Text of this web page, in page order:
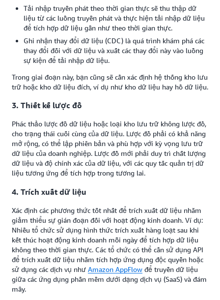
Tải nhập truyền phát theo thời gian thực sẽ thu thập dữ
liệu từ các luồng truyền phát và thực hiện tải nhập dữ liệu
để tích hợp dữ liệu gần như theo thời gian thực.
Ghi nhận thay đổi dữ liệu (CDC) là quá trình khám phá các
thay đổi đối với dữ liệu và xuất các thay đổi này vào luồng
sự kiện để tải nhập dữ liệu.
Trong giai đoạn này, bạn cũng sẽ cần xác định hệ thống kho lưu
trữ hoặc kho dữ liệu đích, ví dụ như kho dữ liệu hay hồ dữ liệu.
3. Thiết kế lược đồ
Phác thảo lược đồ dữ liệu hoặc loại kho lưu trữ không lược đồ,
cho trạng thái cuối cùng của dữ liệu. Lược đồ phải có khả năng
mở rộng, có thể lập phiên bản và phù hợp với kỳ vọng lưu trữ
dữ liệu của doanh nghiệp. Lược đồ mới phải duy trì chất lượng
dữ liệu và độ chính xác của dữ liệu, với các quy tắc quản trị dữ
liệu tương ứng để tích hợp trong tương lai.
4. Trích xuất dữ liệu
Xác định các phương thức tốt nhất để trích xuất dữ liệu nhằm
giảm thiểu sự gián đoạn đối với hoạt động kinh doanh. Ví dụ:
Nhiều tổ chức sử dụng hình thức trích xuất hàng loạt sau khi
kết thúc hoạt động kinh doanh mỗi ngày để tích hợp dữ liệu
không theo thời gian thực. Các tổ chức có thể cần sử dụng API
để trích xuất dữ liệu nhằm tích hợp ứng dụng độc quyền hoặc
sử dụng các dịch vụ như Amazon AppFlow để truyền dữ liệu
giữa các ứng dụng phần mềm dưới dạng dịch vụ (SaaS) và đám
mây.